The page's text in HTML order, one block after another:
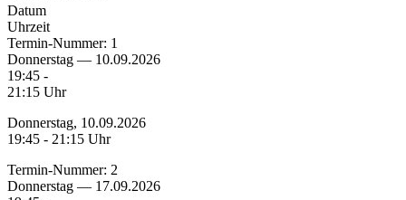
Datum
Uhrzeit
Termin-Nummer: 1
Donnerstag — 10.09.2026
19:45 -
21:15 Uhr
Donnerstag, 10.09.2026
19:45 - 21:15 Uhr
Termin-Nummer: 2
Donnerstag — 17.09.2026